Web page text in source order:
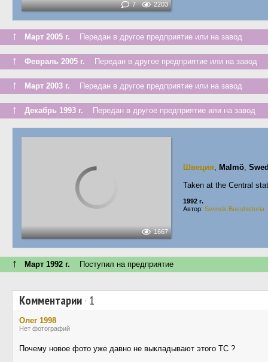
7 2203
↑ Март 2005 г. Передан в другое предприятие или на завод
↑ Февраль 2005 г. Передан в другое предприятие или на завод
↑ Март 2003 г. Передан в другое предприятие или на завод
↑ Декабрь 1993 г. Передан в другое предприятие или на завод
1667
Швеция, Malmö,
Taken at the Central
1992 г.
Автор: Svensk Busshistoria
↑ Март 1992 г. Поступил на предприятие
Комментарии· 1
Олег 1998
Нет фотографий
Почему новое фото уже давно не выкладывают этого ТС ?